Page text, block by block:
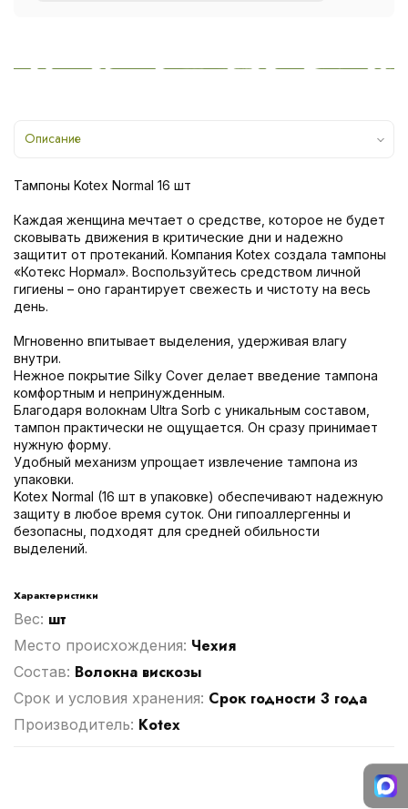
Описание
Тампоны Kotex Normal 16 шт
Каждая женщина мечтает о средстве, которое не будет
сковывать движения в критические дни и надежно
защитит от протеканий. Компания Kotex создала тампоны
«Котекс Нормал». Воспользуйтесь средством личной
гигиены – оно гарантирует свежесть и чистоту на весь
день.
Мгновенно впитывает выделения, удерживая влагу
внутри.
Нежное покрытие Silky Cover делает введение тампона
комфортным и непринужденным.
Благодаря волокнам Ultra Sorb с уникальным составом,
тампон практически не ощущается. Он сразу принимает
нужную форму.
Удобный механизм упрощает извлечение тампона из
упаковки.
Kotex Normal (16 шт в упаковке) обеспечивают надежную
защиту в любое время суток. Они гипоаллергенны и
безопасны, подходят для средней обильности
выделений.
Характеристики
Вес: шт
Место происхождения: Чехия
Cостав: Волокна вискозы
Срок и условия хранения: Срок годности 3 года
Производитель: Kotex